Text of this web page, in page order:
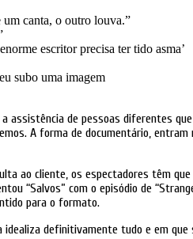
um canta, o outro louva.”
escritor precisa ter tido asma’
subo uma imagem
assistência de pessoas diferentes
A forma de documentário,
ao cliente, os espectadores têm
“Salvos” com o episódio de
para o formato.
definitivamente tudo e em